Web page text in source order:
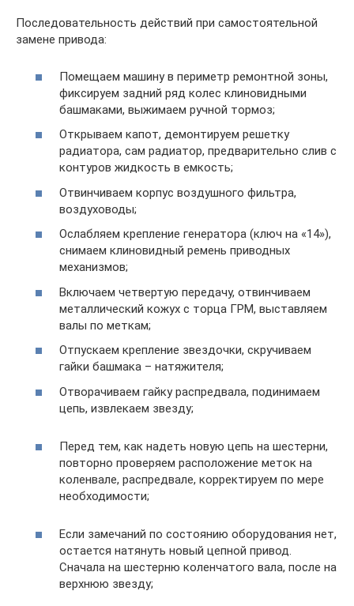
Последовательность действий при самостоятельной
замене привода:
Помещаем машину в периметр ремонтной зоны,
фиксируем задний ряд колес клиновидными
башмаками, выжимаем ручной тормоз;
Открываем капот, демонтируем решетку
радиатора, сам радиатор, предварительно слив с
контуров жидкость в емкость;
Отвинчиваем корпус воздушного фильтра,
воздуховоды;
Ослабляем крепление генератора (ключ на «14»),
снимаем клиновидный ремень приводных
механизмов;
Включаем четвертую передачу, отвинчиваем
металлический кожух с торца ГРМ, выставляем
валы по меткам;
Отпускаем крепление звездочки, скручиваем
гайки башмака – натяжителя;
Отворачиваем гайку распредвала, подинимаем
цепь, извлекаем звезду;
Перед тем, как надеть новую цепь на шестерни,
повторно проверяем расположение меток на
коленвале, распредвале, корректируем по мере
необходимости;
Если замечаний по состоянию оборудования нет,
остается натянуть новый цепной привод.
Сначала на шестерню коленчатого вала, после на
верхнюю звезду;